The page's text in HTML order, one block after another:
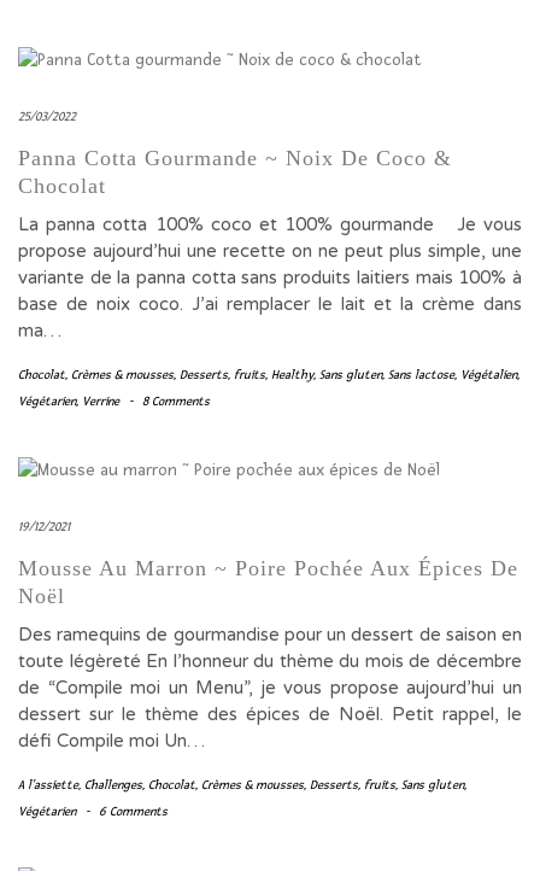
25/03/2022
Panna Cotta Gourmande ~ Noix De Coco &
Chocolat
La panna cotta 100% coco et 100% gourmande Je vous
propose aujourd’hui une recette on ne peut plus simple, une
variante de la panna cotta sans produits laitiers mais 100% à
base de noix coco. J’ai remplacer le lait et la crème dans
ma…
Chocolat, Crèmes & mousses, Desserts, fruits, Healthy, Sans gluten, Sans lactose, Végétalien,
Végétarien, Verrine - 8 Comments
19/12/2021
Mousse Au Marron ~ Poire Pochée Aux Épices De
Noël
Des ramequins de gourmandise pour un dessert de saison en
toute légèreté En l’honneur du thème du mois de décembre
de “Compile moi un Menu”, je vous propose aujourd’hui un
dessert sur le thème des épices de Noël. Petit rappel, le
défi Compile moi Un…
A l'assiette, Challenges, Chocolat, Crèmes & mousses, Desserts, fruits, Sans gluten,
Végétarien
- 6 Comments